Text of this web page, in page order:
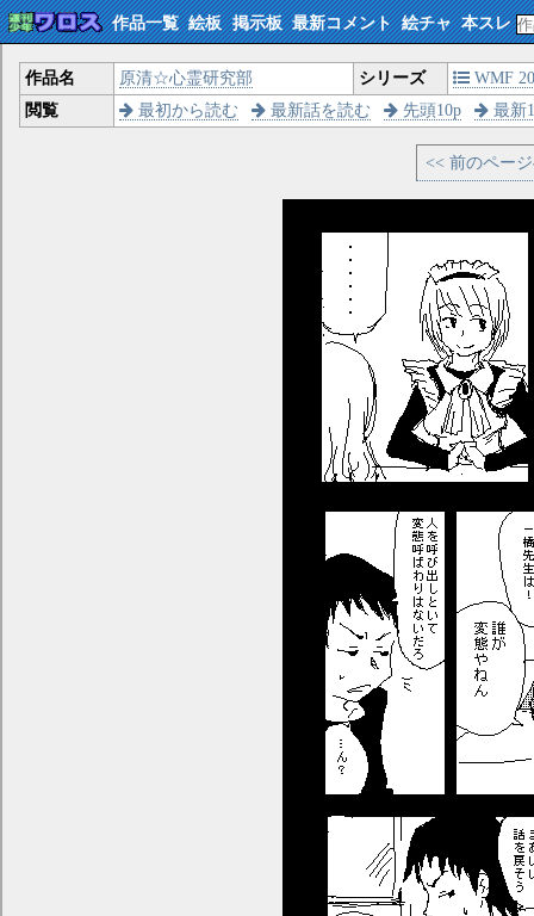
作品一覧 絵板 掲示板 最新コメント 絵チャ 本スレ
作品名 原清☆心霊研究部 シリーズ
WMF
閲覧
最初から読む 最新話を読む 先頭10p 最新
<< 前のペー